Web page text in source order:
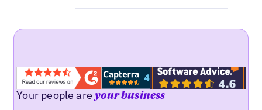
Your people areyour business